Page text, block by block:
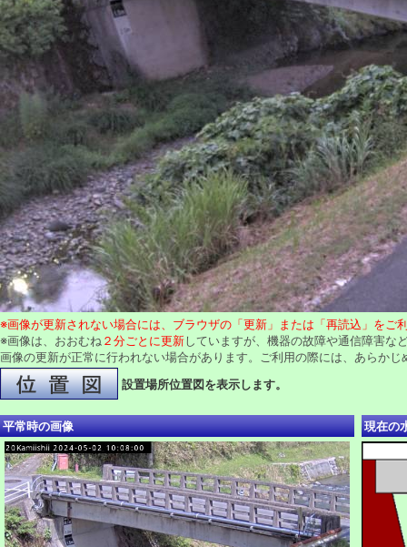
※画像が更新されない場合には、ブラウザの「更新」または「再読込」をご
※画像は、おおむね ２分ごとに更新していますが、機器の故障や通信障害な
画像の更新が正常に行われない場合があります。ご利用の際には、あらかじ
設置場所位置図を表示します。
平常時の画像 現在の